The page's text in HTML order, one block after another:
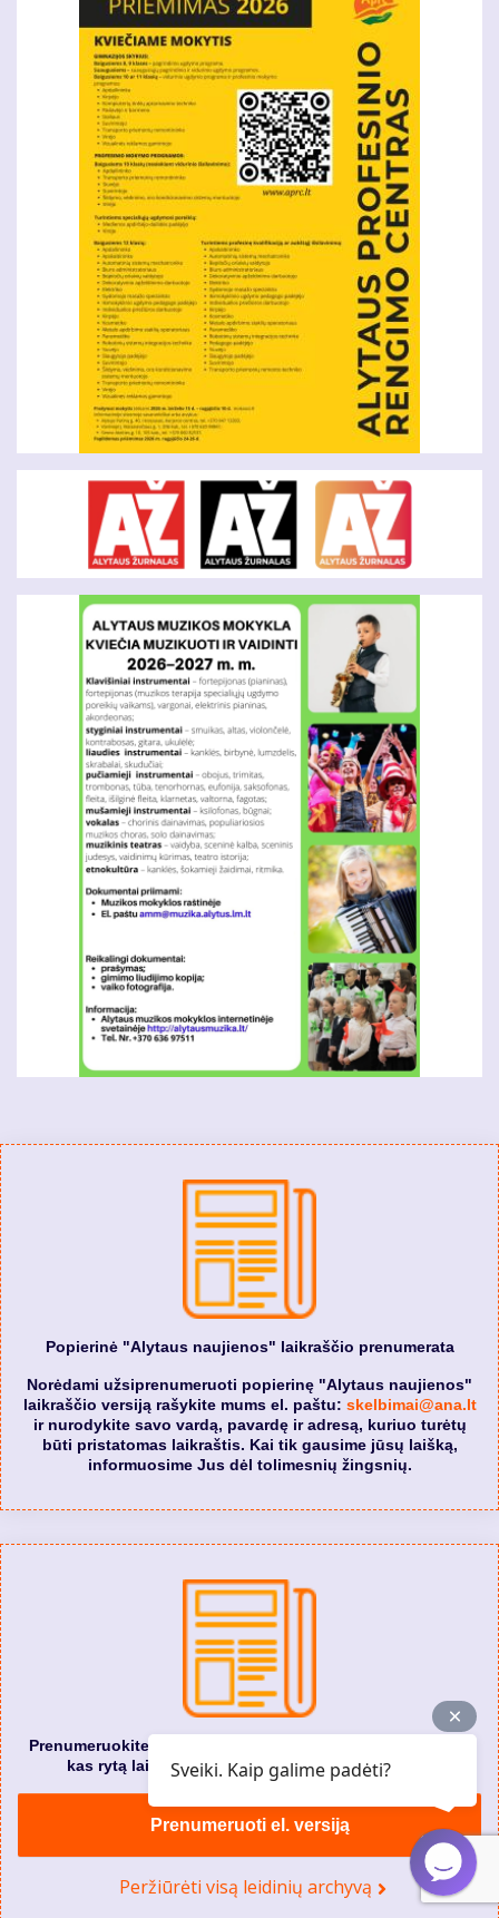
Popierinė "Alytaus naujienos" laikraščio prenumerata
Norėdami užsiprenumeruoti popierinę "Alytaus naujienos"
laikraščio versiją rašykite mums el. paštu: skelbimai@ana.lt
ir nurodykite savo vardą, pavardę ir adresą, kuriuo turėtų
būti pristatomas laikraštis. Kai tik gausime jūsų laišką,
informuosime Jus dėl tolimesnių žingsnių.
Prenumeruokite „Alytaus naujienos” elektroninę versiją. Ir
kas rytą laikraštį gausite į savo el. pašto dėžutę.
Prenumeruoti el. versiją
Peržiūrėti visą leidinių archyvą
Sveiki. Kaip galime padėti?